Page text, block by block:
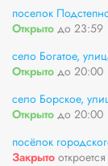
поселок
Открыто до 23:59
село Богатое,
Открыто до 20:00
село Борское,
Открыто до 20:00
посёлок
Закрыто